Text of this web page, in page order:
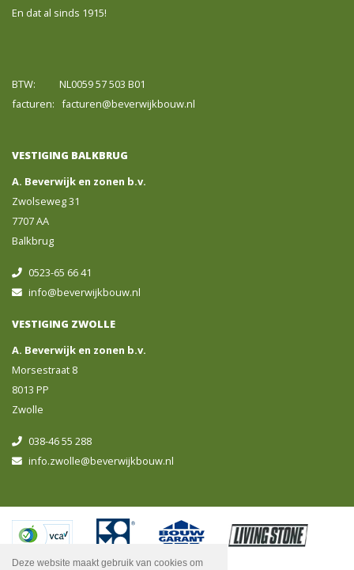
En dat al sinds 1915!
BTW: NL0059 57 503 B01
facturen: facturen@beverwijkbouw.nl
VESTIGING BALKBRUG
A. Beverwijk en zonen b.v.
Zwolseweg 31
7707 AA
Balkbrug
0523-65 66 41
info@beverwijkbouw.nl
VESTIGING ZWOLLE
A. Beverwijk en zonen b.v.
Morsestraat 8
8013 PP
Zwolle
038-46 55 288
info.zwolle@beverwijkbouw.nl
Deze website maakt gebruik van cookies om